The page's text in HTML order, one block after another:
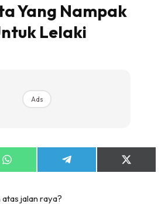
Yang Nampak
Lelaki
Ads
Share
on
Share
on
Share
on
jalan raya?